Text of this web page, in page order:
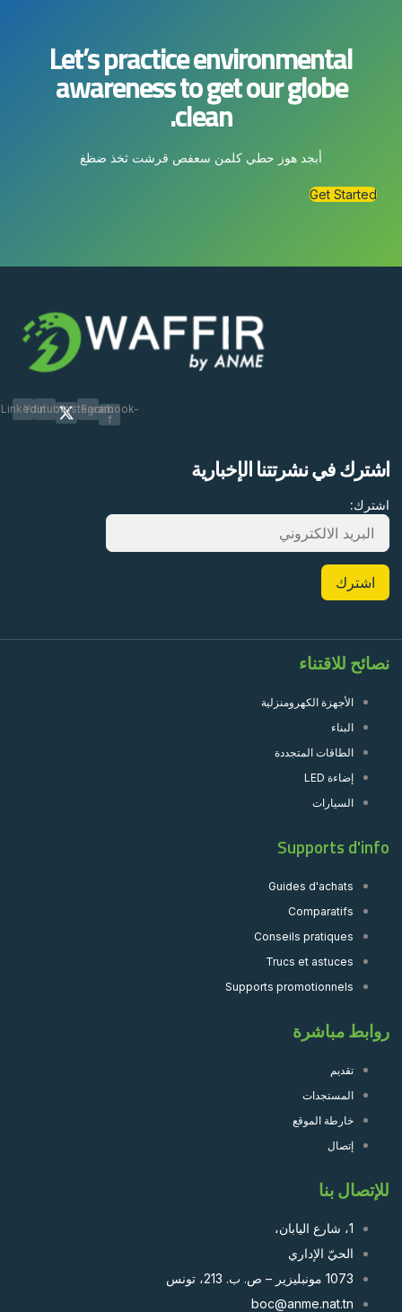
Let’s practice environmental
awareness to get our globe
clean.
أبجد هوز حطي كلمن سعفص قرشت ثخذ ضظغ
Get Started
Facebook-
f
Instagram
Youtube
Linkedin
اشترك في نشرتتنا الإخبارية
اشترك:
نصائح للاقتناء
الأجهزة الكهرومنزلية
البناء
الطاقات المتجددة
إضاءة LED
السيارات
Supports d'info
Guides d'achats
Comparatifs
Conseils pratiques
Trucs et astuces
Supports promotionnels
روابط مباشرة
تقديم
المستجدات
خارطة الموقع
إتصال
للإتصال بنا
1، شارع اليابان،
الحيّ الإداري
1073 مونبليزير – ص. ب. 213، تونس
boc@anme.nat.tn